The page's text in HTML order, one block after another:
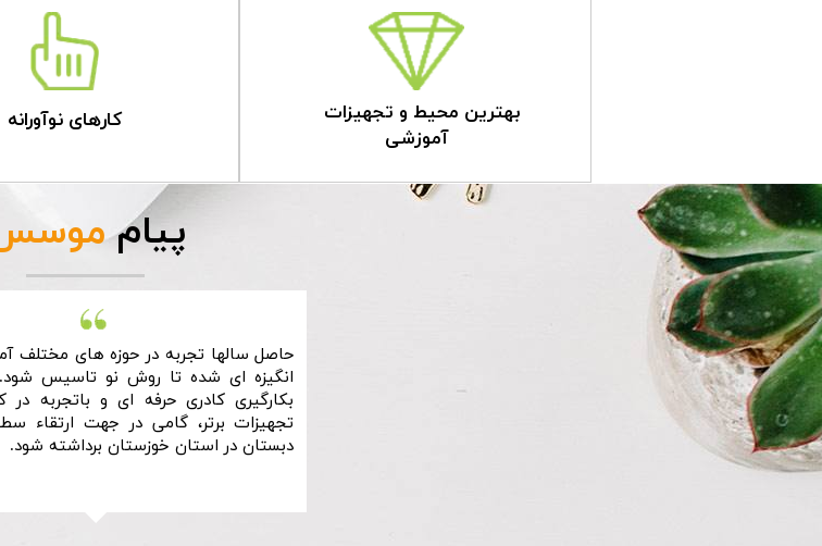
کارهای نوآورانه
آموزشی
پیام
حاصل سالها تجربه در حوزه های مختلف
انگیزه‏ ای شده تا روش نو تاسیس
بکارگیری کادری حرفه ای و باتجربه در
تجهیزات برتر، گامی در جهت ارتقاء
دبستان در استان خوزستان برداشته شود.